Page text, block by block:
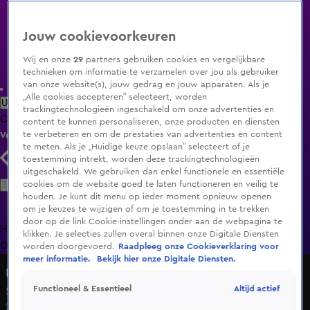
Uitzending Gemist Populaire programma's Zenders Genres
ClipsFilmsRadioSmart TV inlogShop
Volg KIJK
Zoeken
HomeUitzending Gemist Programma's De Bondgenoten
OranjezomerLivestreamsShop
Urk!
Seizoen 2, aflevering 4
2 mrt 2020, 21:30
Jouw cookievoorkeuren
Wij en onze29 partners gebruiken cookies en vergelijkbare
technieken om informatie te verzamelen over jou als gebruiker
van onze website(s), jouw gedrag en jouw apparaten. Als je
„Alle cookies accepteren” selecteert, worden
trackingtechnologieën ingeschakeld om onze advertenties en
content te kunnen personaliseren, onze producten en diensten
te verbeteren en om de prestaties van advertenties en content
te meten. Als je „Huidige keuze opslaan” selecteert of je
toestemming intrekt, worden deze trackingtechnologieën
uitgeschakeld. We gebruiken dan enkel functionele en essentiële
cookies om de website goed te laten functioneren en veilig te
houden. Je kunt dit menu op ieder moment opnieuw openen
om je keuzes te wijzigen of om je toestemming in te trekken
door op de link Cookie-instellingen onder aan de webpagina te
klikken. Je selecties zullen overal binnen onze Digitale Diensten
worden doorgevoerd.
Raadpleeg onze Cookieverklaring voor
meer informatie.
Bekijk hier onze Digitale Diensten.
Functioneel & Essentieel Altijd actief